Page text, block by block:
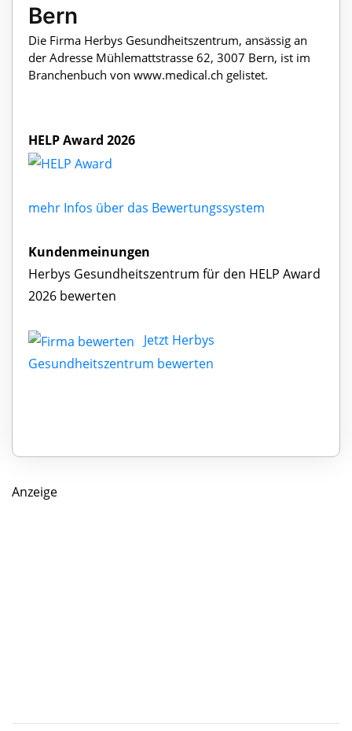
Bern
Die Firma Herbys Gesundheitszentrum, ansässig an
der Adresse Mühlemattstrasse 62, 3007 Bern, ist im
Branchenbuch von www.medical.ch gelistet.
HELP Award 2026
mehr Infos über das Bewertungssystem
Kundenmeinungen
Herbys Gesundheitszentrum für den HELP Award
2026 bewerten
Jetzt Herbys
Gesundheitszentrum bewerten
Anzeige